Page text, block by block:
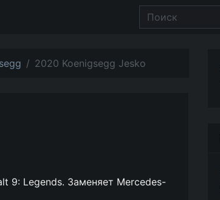
2020 Koenigsegg Jesko
9: Legends. Заменяет Mercedes-